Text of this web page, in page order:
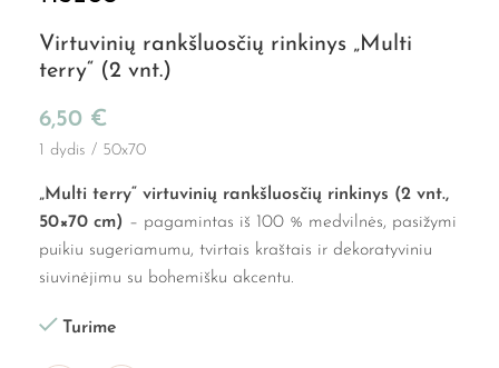
Virtuvinių rankšluosčių rinkinys „Multi
terry“ (2 vnt.)
6,50 €
1 dydis / 50x70
„Multi terry“ virtuvinių rankšluosčių rinkinys (2 vnt.,
50×70 cm) – pagamintas iš 100 % medvilnės, pasižymi
puikiu sugeriamumu, tvirtais kraštais ir dekoratyviniu
siuvinėjimu su bohemišku akcentu.
Turime